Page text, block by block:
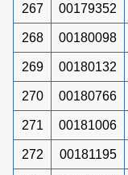
267 00179352
268 00180098
269 00180132
270 00180766
271 00181006
272 00181195